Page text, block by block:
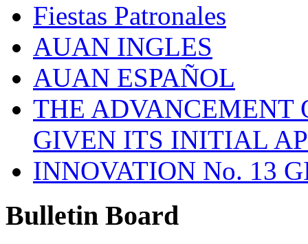
Fiestas Patronales
AUAN INGLES
AUAN ESPAÑOL
THE ADVANCEMENT
GIVEN ITS INITIAL
INNOVATION No. 13
Bulletin Board